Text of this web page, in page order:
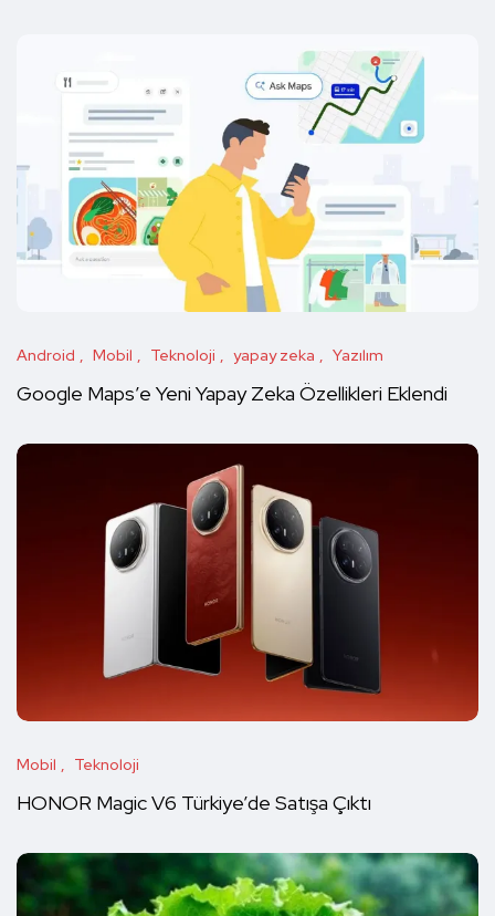
Android Mobil Teknoloji yapay zeka Yazılım
Google Maps’e Yeni Yapay Zeka Özellikleri Eklendi
Mobil Teknoloji
HONOR Magic V6 Türkiye’de Satışa Çıktı